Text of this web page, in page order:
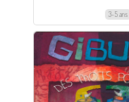
3-5 ans